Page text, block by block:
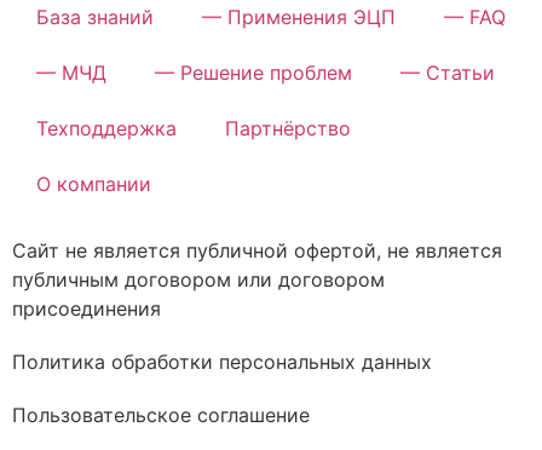
База знаний — Применения ЭЦП — FAQ
— МЧД — Решение проблем — Статьи
Техподдержка Партнёрство
О компании
Сайт не является публичной офертой, не является
публичным договором или договором
присоединения
Политика обработки персональных данных
Пользовательское соглашение